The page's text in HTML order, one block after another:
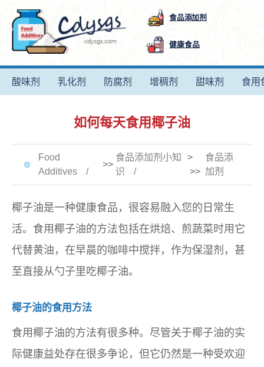
食品添加剂
健康食品
酸味剂 乳化剂 防腐剂 增稠剂 甜味剂 食用
如何每天食用椰子油
Food
Additives
>>
食品添加剂小知
识
>
>>
食品添
加剂
椰子油是一种健康食品，很容易融入您的日常生
活。食用椰子油的方法包括在烘焙、煎蔬菜时用它
代替黄油，在早晨的咖啡中搅拌，作为保湿剂，甚
至直接从勺子里吃椰子油。
椰子油的食用方法
食用椰子油的方法有很多种。尽管关于椰子油的实
际健康益处存在很多争论，但它仍然是一种受欢迎